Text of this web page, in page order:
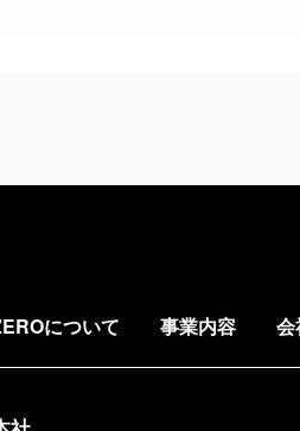
について 事業内容 会